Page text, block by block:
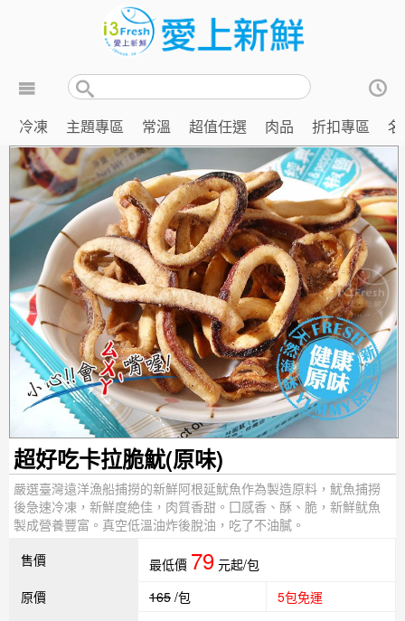
冷凍 主題專區 常溫 超值任選 肉品 折扣專區
超好吃卡拉脆魷(原味)
嚴選臺灣遠洋漁船捕撈的新鮮阿根延魷魚作為製造原料，魷魚捕撈
後急速冷凍，新鮮度絶佳，肉質香甜。囗感香、酥、脆，新鮮鱿魚
製成營養豐富。真空低溫油炸後脫油，吃了不油膩。
售價
最低價 79 元起/包
原價
165 /包
5包免運